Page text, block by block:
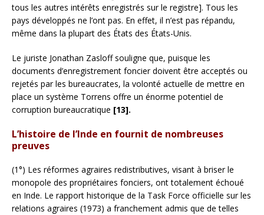
tous les autres intérêts enregistrés sur le registre]. Tous les
pays développés ne l’ont pas. En effet, il n’est pas répandu,
même dans la plupart des États des États-Unis.
Le juriste Jonathan Zasloff souligne que, puisque les
documents d’enregistrement foncier doivent être acceptés ou
rejetés par les bureaucrates, la volonté actuelle de mettre en
place un système Torrens offre un énorme potentiel de
corruption bureaucratique [13].
L’histoire de l’Inde en fournit de nombreuses
preuves
(1°) Les réformes agraires redistributives, visant à briser le
monopole des propriétaires fonciers, ont totalement échoué
en Inde. Le rapport historique de la Task Force officielle sur les
relations agraires (1973) a franchement admis que de telles